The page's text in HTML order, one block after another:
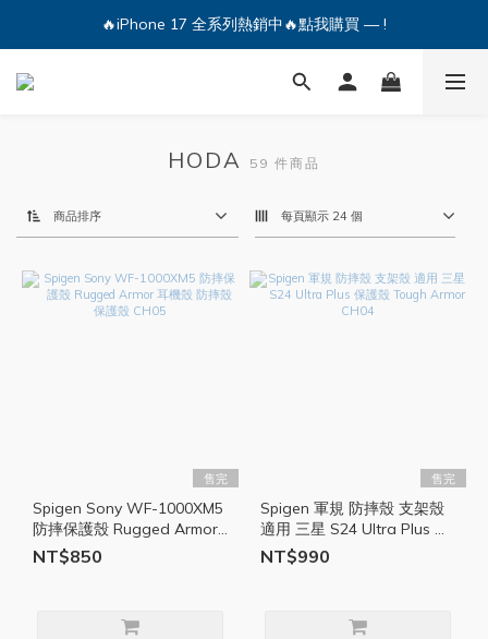
🔥iPhone 17 全系列熱銷中🔥點我購買 — !
🔥iPhone 17 全系列熱銷中🔥點我購買 — !
HODA 59 件商品
商品排序 每頁顯示 24 個
售完
Spigen Sony WF-1000XM5
防摔保護殼 Rugged Armor
耳機殼 防摔殼 保護殼 CH05
NT$850
售完
Spigen 軍規 防摔殼 支架殼
適用 三星 S24 Ultra Plus 保
護殼 Tough Armor CH04
NT$990